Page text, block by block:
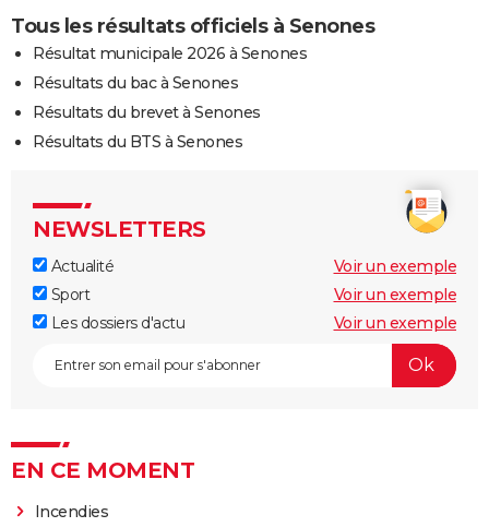
Tous les résultats officiels à Senones
Résultat municipale 2026 à Senones
Résultats du bac à Senones
Résultats du brevet à Senones
Résultats du BTS à Senones
NEWSLETTERS
Actualité
Voir un exemple
Sport
Voir un exemple
Les dossiers d'actu
Voir un exemple
EN CE MOMENT
Incendies